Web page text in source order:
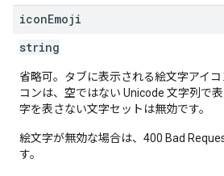
iconEmoji
string
省略可。タブに表示される絵文字アイ
コンは、空ではない Unicode 文字列で
字を表さない文字セットは無効です。
絵文字が無効な場合は、400 Bad
す。